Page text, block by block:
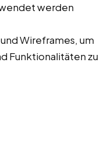
werden
Wireframes, um
Funktionalitäten zu